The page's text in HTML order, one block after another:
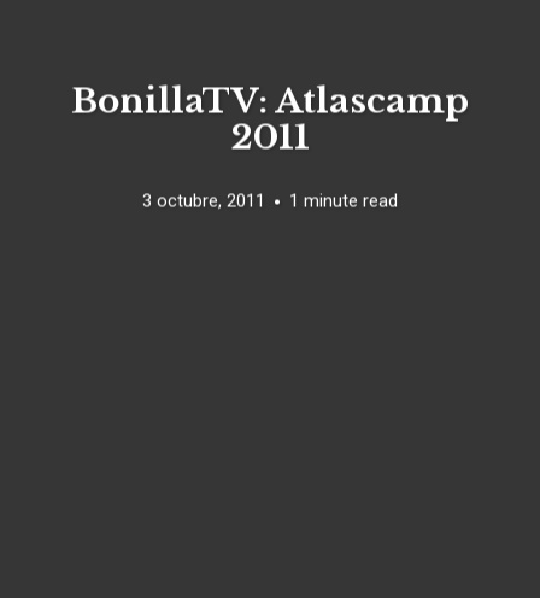
BonillaTV: Atlascamp
2011
3 octubre, 2011 1 minute read